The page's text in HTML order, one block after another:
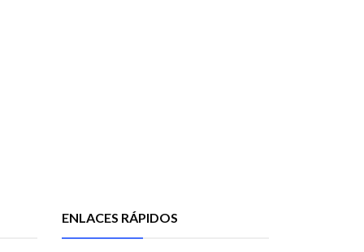
ENLACES RÁPIDOS